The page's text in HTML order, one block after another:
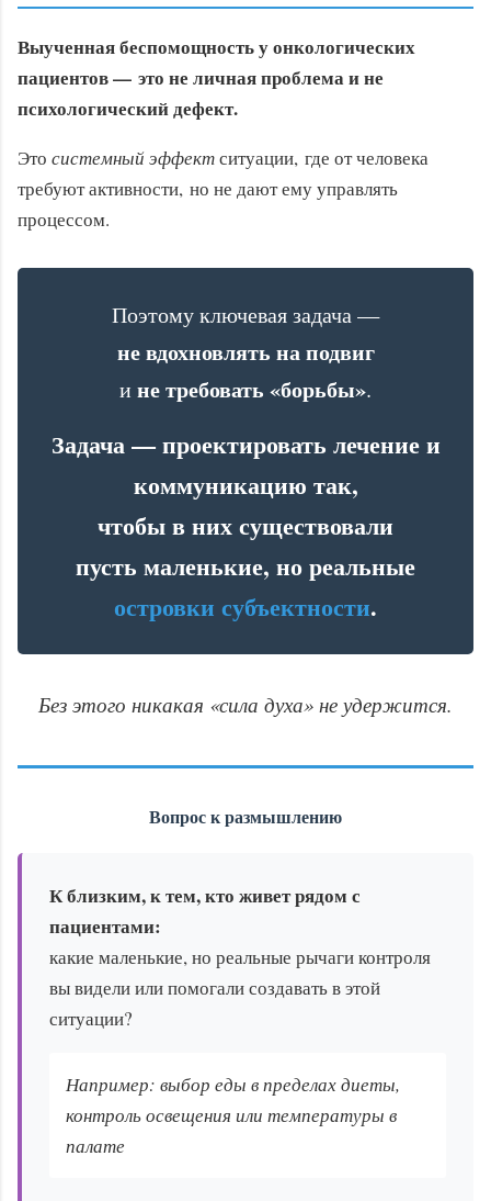
Выученная беспомощность у онкологических
пациентов — это не личная проблема и не
психологический дефект.
Это системный эффектситуации, где от человека
требуют активности, но не дают ему управлять
процессом.
Поэтому ключевая задача —
не вдохновлять на подвиг
и не требовать «борьбы».
Задача — проектировать лечение и
коммуникацию так,
чтобы в них существовали
пусть маленькие, но реальные
островки субъектности.
Без этого никакая «сила духа» не удержится.
Вопрос к размышлению
К близким, к тем, кто живет рядом с
пациентами:
какие маленькие, но реальные рычаги контроля
вы видели или помогали создавать в этой
ситуации?
Например: выбор еды в пределах диеты,
контроль освещения или температуры в
палате